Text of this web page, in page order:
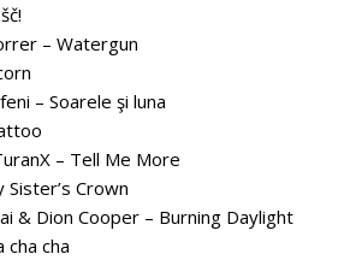
– Watergun
– Soarele şi luna
– Tell Me More
Sister’s Crown
& Dion Cooper – Burning Daylight
cha cha